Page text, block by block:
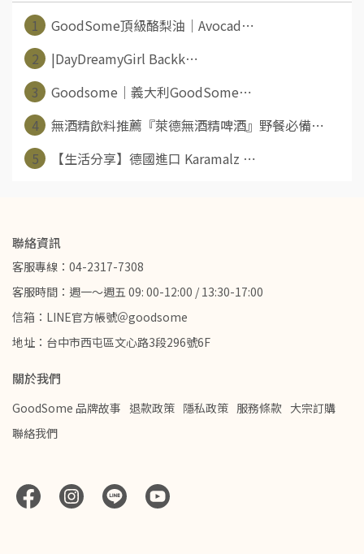
1
GoodSome頂級酪梨油｜Avocad⋯
2
|DayDreamyGirl Backk⋯
3
Goodsome｜義大利GoodSome⋯
4
無酒精飲料推薦『萊德無酒精啤酒』野餐必備⋯
5
【生活分享】德國進口 Karamalz ⋯
聯絡資訊
客服專線：04-2317-7308
客服時間：週一～週五 09: 00-12:00 / 13:30-17:00
信箱：LINE官方帳號＠goodsome
地址：台中市西屯區文心路3段296號6F
關於我們
GoodSome 品牌故事 退款政策 隱私政策 服務條款 大宗訂購
聯絡我們